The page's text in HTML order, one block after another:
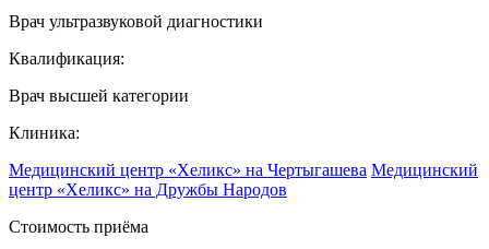
Врач ультразвуковой диагностики
Квалификация:
Врач высшей категории
Клиника:
Медицинский центр «Хеликс» на Чертыгашева Медицинский
центр «Хеликс» на Дружбы Народов
Стоимость приёма